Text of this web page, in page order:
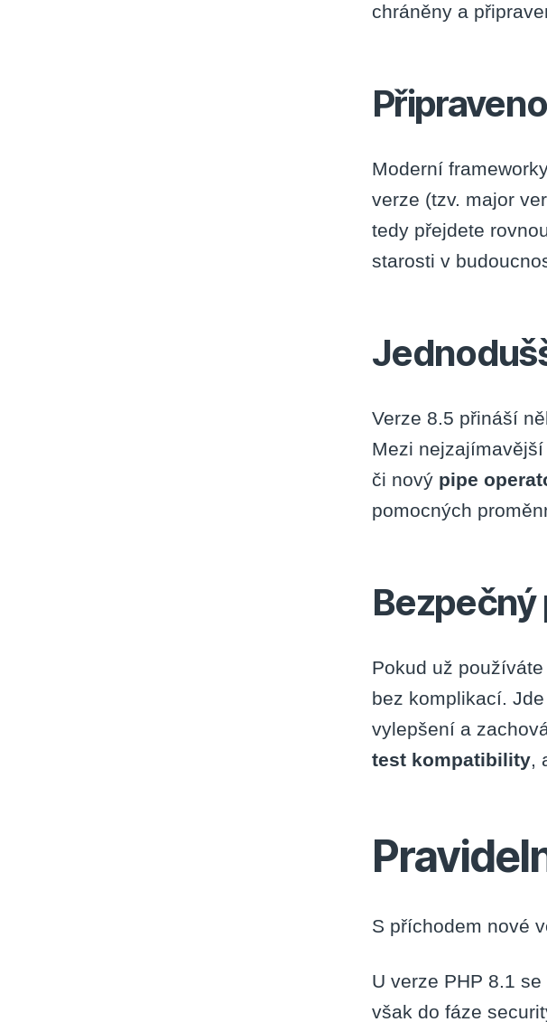
chráněny a
Moderní
verze (tzv. major
tedy přejdete
starosti v
Verze 8.5 přináší
Mezi
či nový pipe
pomocných
Pokud už
bez komplikací.
vylepšení a
test kompatibility,
S příchodem nové
U verze PHP 8.1
však do fáze